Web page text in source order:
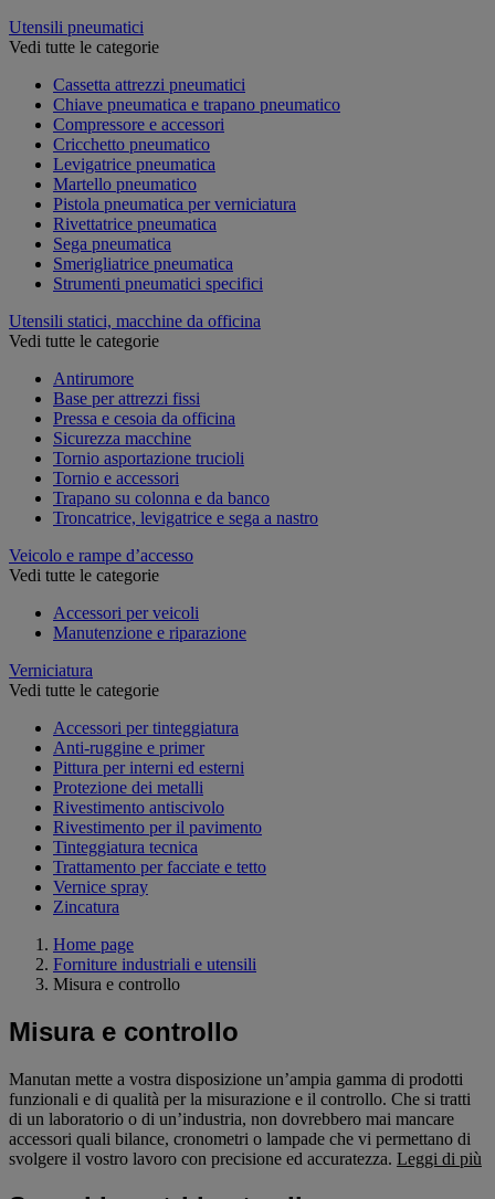
Utensili pneumatici
Vedi tutte le categorie
Cassetta attrezzi pneumatici
Chiave pneumatica e trapano pneumatico
Compressore e accessori
Cricchetto pneumatico
Levigatrice pneumatica
Martello pneumatico
Pistola pneumatica per verniciatura
Rivettatrice pneumatica
Sega pneumatica
Smerigliatrice pneumatica
Strumenti pneumatici specifici
Utensili statici, macchine da officina
Vedi tutte le categorie
Antirumore
Base per attrezzi fissi
Pressa e cesoia da officina
Sicurezza macchine
Tornio asportazione trucioli
Tornio e accessori
Trapano su colonna e da banco
Troncatrice, levigatrice e sega a nastro
Veicolo e rampe d’accesso
Vedi tutte le categorie
Accessori per veicoli
Manutenzione e riparazione
Verniciatura
Vedi tutte le categorie
Accessori per tinteggiatura
Anti-ruggine e primer
Pittura per interni ed esterni
Protezione dei metalli
Rivestimento antiscivolo
Rivestimento per il pavimento
Tinteggiatura tecnica
Trattamento per facciate e tetto
Vernice spray
Zincatura
Home page
Forniture industriali e utensili
Misura e controllo
Misura e controllo
Manutan mette a vostra disposizione un’ampia gamma di prodotti
funzionali e di qualità per la misurazione e il controllo. Che si tratti
di un laboratorio o di un’industria, non dovrebbero mai mancare
accessori quali bilance, cronometri o lampade che vi permettano di
svolgere il vostro lavoro con precisione ed accuratezza. Leggi di più